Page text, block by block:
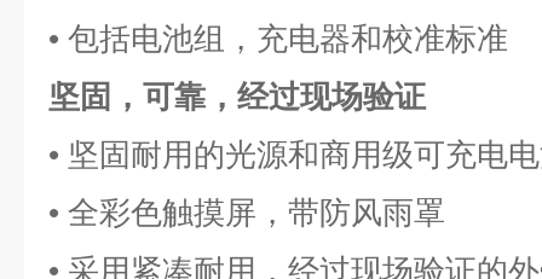
• 包括电池组，充电器和校准标准
坚固，可靠，经过现场验证
• 坚固耐用的光源和商用级可充电
• 全彩色触摸屏，带防风雨罩
• 采用紧凑耐用，经过现场验证的